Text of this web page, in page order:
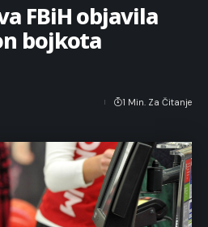
FBiH objavila
bojkota
1 Min. Za Čitanje